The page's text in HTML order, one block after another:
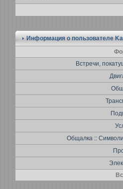
Информация о пользователе
Встречи,
Общалка::